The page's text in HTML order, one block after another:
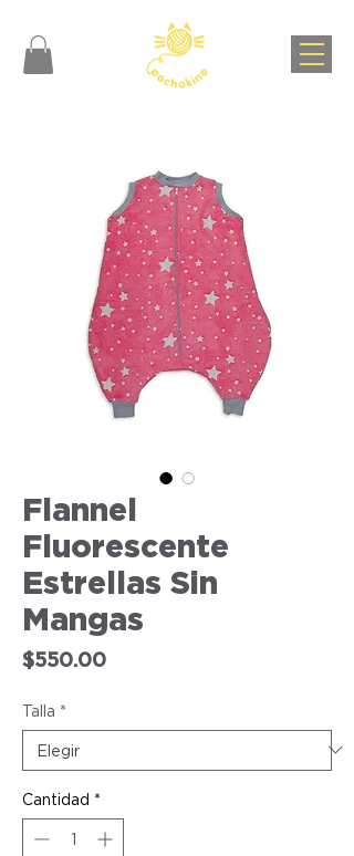
Flannel
Fluorescente
Estrellas Sin
Mangas
$550.00Precio
Talla *
Cantidad *